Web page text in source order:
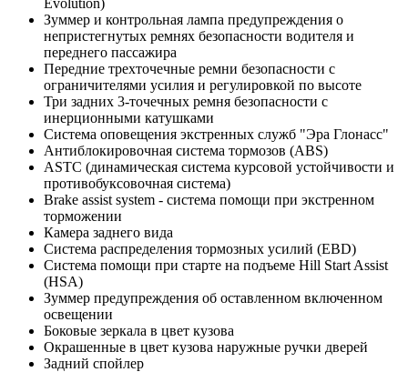
Evolution)
Зуммер и контрольная лампа предупреждения о
непристегнутых ремнях безопасности водителя и
переднего пассажира
Передние трехточечные ремни безопасности с
ограничителями усилия и регулировкой по высоте
Три задних 3-точечных ремня безопасности с
инерционными катушками
Система оповещения экстренных служб "Эра Глонасс"
Антиблокировочная система тормозов (ABS)
ASTC (динамическая система курсовой устойчивости и
противобуксовочная система)
Brake assist system - система помощи при экстренном
торможении
Камера заднего вида
Система распределения тормозных усилий (EBD)
Система помощи при старте на подъеме Hill Start Assist
(HSA)
Зуммер предупреждения об оставленном включенном
освещении
Боковые зеркала в цвет кузова
Окрашенные в цвет кузова наружные ручки дверей
Задний спойлер